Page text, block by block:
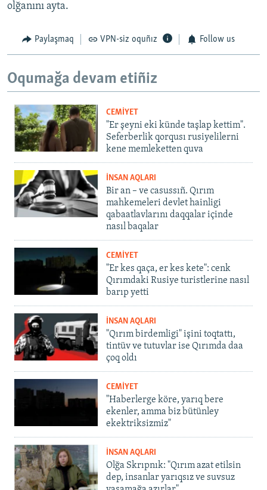
olğanını ayta.
Paylaşmaq VPN-siz oquñız Follow us
Oqumağa devam etiñiz
CEMİYET
"Er şeyni eki künde taşlap kettim".
Seferberlik qorqusı rusiyelilerni
kene memleketten quva
İNSAN AQLARI
Bir an – ve casussıñ. Qırım
mahkemeleri devlet hainligi
qabaatlavlarını daqqalar içinde
nasıl baqalar
CEMİYET
"Er kes qaça, er kes kete": cenk
Qırımdaki Rusiye turistlerine nasıl
barıp yetti
İNSAN AQLARI
"Qırım birdemligi" işini toqtattı,
tintüv ve tutuvlar ise Qırımda daa
çoq oldı
CEMİYET
"Haberlerge köre, yarıq bere
ekenler, amma biz bütünley
ekektriksizmiz"
İNSAN AQLARI
Olğa Skrıpnık: "Qırım azat etilsin
dep, insanlar yarıqsız ve suvsuz